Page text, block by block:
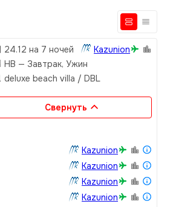
24.12 на 7 ночей
Kazunion
HB — Завтрак, Ужин
deluxe beach villa / DBL
Свернуть
Kazunion
Kazunion
Kazunion
Kazunion